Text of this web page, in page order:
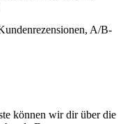
A/B-
können wir dir über die